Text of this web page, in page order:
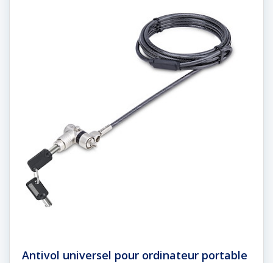
Antivol universel pour ordinateur portable